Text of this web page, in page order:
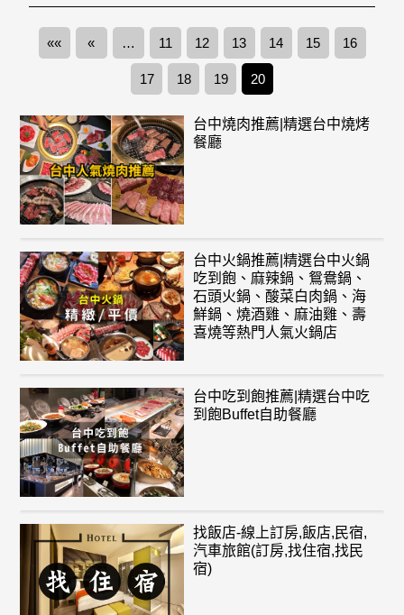
«« « … 11 12 13 14 15 16
17 18 19 20
台中燒肉推薦|精選台中燒烤
餐廳
台中火鍋推薦|精選台中火鍋
吃到飽、麻辣鍋、鴛鴦鍋、
石頭火鍋、酸菜白肉鍋、海
鮮鍋、燒酒雞、麻油雞、壽
喜燒等熱門人氣火鍋店
台中吃到飽推薦|精選台中吃
到飽Buffet自助餐廳
找飯店-線上訂房,飯店,民宿,
汽車旅館(訂房,找住宿,找民
宿)